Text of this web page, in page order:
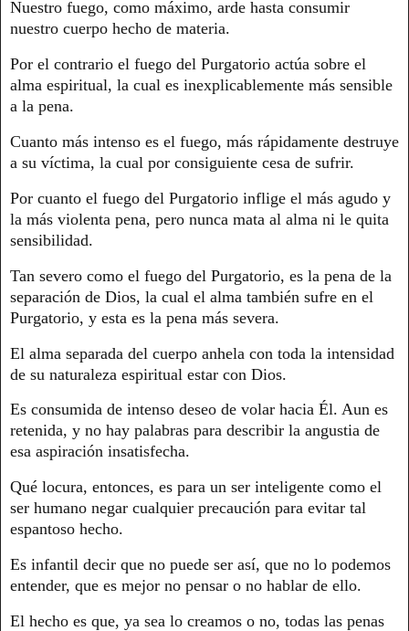
Nuestro fuego, como máximo, arde hasta consumir
nuestro cuerpo hecho de materia.
Por el contrario el fuego del Purgatorio actúa sobre el
alma espiritual, la cual es inexplicablemente más sensible
a la pena.
Cuanto más intenso es el fuego, más rápidamente destruye
a su víctima, la cual por consiguiente cesa de sufrir.
Por cuanto el fuego del Purgatorio inflige el más agudo y
la más violenta pena, pero nunca mata al alma ni le quita
sensibilidad.
Tan severo como el fuego del Purgatorio, es la pena de la
separación de Dios, la cual el alma también sufre en el
Purgatorio, y esta es la pena más severa.
El alma separada del cuerpo anhela con toda la intensidad
de su naturaleza espiritual estar con Dios.
Es consumida de intenso deseo de volar hacia Él. Aun es
retenida, y no hay palabras para describir la angustia de
esa aspiración insatisfecha.
Qué locura, entonces, es para un ser inteligente como el
ser humano negar cualquier precaución para evitar tal
espantoso hecho.
Es infantil decir que no puede ser así, que no lo podemos
entender, que es mejor no pensar o no hablar de ello.
El hecho es que, ya sea lo creamos o no, todas las penas